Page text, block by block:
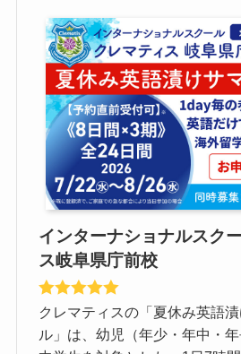
インターナショナルスク
ス岐阜県庁前校
クレマティスの「夏休み英語
ル」は、幼児（年少・年中・